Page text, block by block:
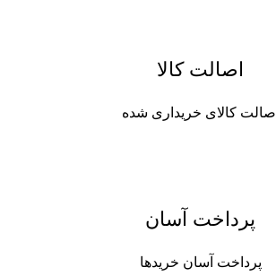
اصالت کالا
اصالت کالای خریداری شده
پرداخت آسان
پرداخت آسان خریدها